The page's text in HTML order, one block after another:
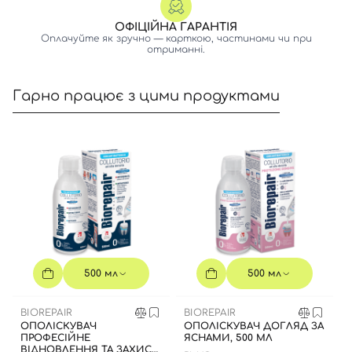
ОФІЦІЙНА ГАРАНТІЯ
Оплачуйте як зручно — карткою, частинами чи при
отриманні.
Гарно працює з цими продуктами
500 мл
BIOREPAIR
ОПОЛІСКУВАЧ
ПРОФЕСІЙНЕ
ВІДНОВЛЕННЯ ТА ЗАХИСТ,
500 мл
BIOREPAIR
ОПОЛІСКУВАЧ ДОГЛЯД ЗА
ЯСНАМИ, 500 МЛ
Вхід Реєстрація
Номер телефону